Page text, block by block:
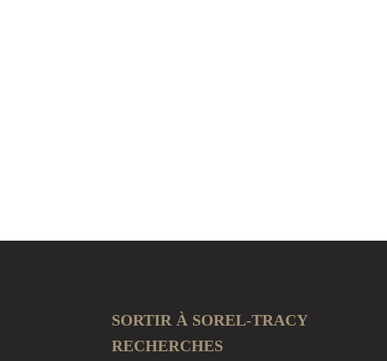
SORTIR À SOREL-TRACY
RECHERCHES